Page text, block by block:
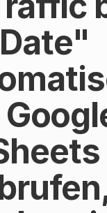
Date"